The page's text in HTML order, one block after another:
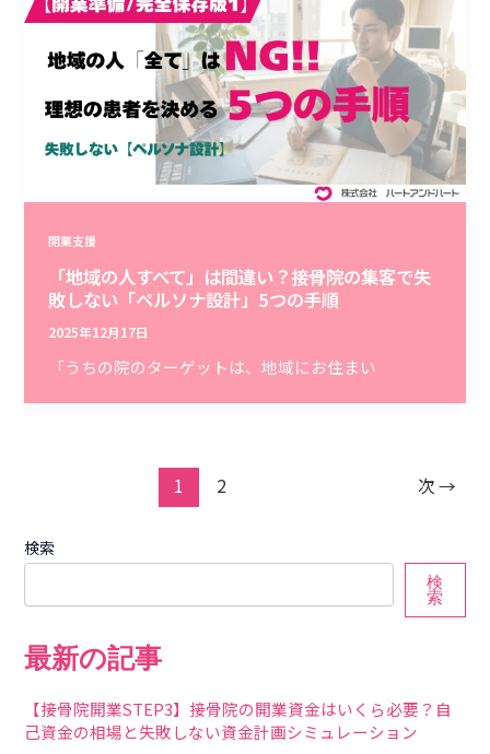
開業支援
「地域の人すべて」は間違い？接骨院の集客で失
敗しない「ペルソナ設計」5つの手順
2025年12月17日
「うちの院のターゲットは、地域にお住まい
1 2 次→
検索
検
索
最新の記事
【接骨院開業STEP3】接骨院の開業資金はいくら必要？自
己資金の相場と失敗しない資金計画シミュレーション